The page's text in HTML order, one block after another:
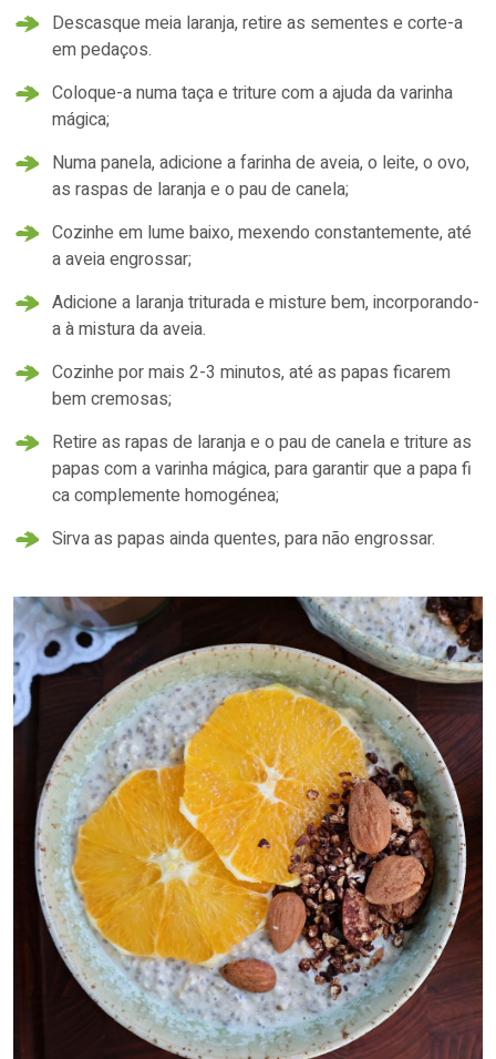
Descasque meia laranja, retire as sementes e corte-a
em pedaços.
Coloque-a numa taça e triture com a ajuda da varinha
mágica;
Numa panela, adicione a farinha de aveia, o leite, o ovo,
as raspas de laranja e o pau de canela;
Cozinhe em lume baixo, mexendo constantemente, até
a aveia engrossar;
Adicione a laranja triturada e misture bem, incorporando-
a à mistura da aveia.
Cozinhe por mais 2-3 minutos, até as papas ficarem
bem cremosas;
Retire as rapas de laranja e o pau de canela e triture as
papas com a varinha mágica, para garantir que a papa fi
ca complemente homogénea;
Sirva as papas ainda quentes, para não engrossar.